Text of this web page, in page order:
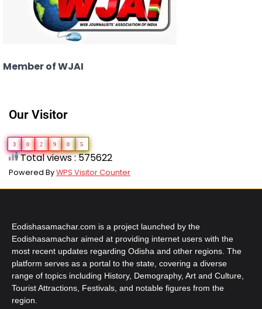
Member of WJAI
Our Visitor
3 0 2 9 0 5
Total views : 575622
Powered ByWPS Visitor Counter
Eodishasamachar.com is a project launched by the
Eodishasamachar aimed at providing internet users with the
most recent updates regarding Odisha and other regions. The
platform serves as a portal to the state, covering a diverse
range of topics including History, Demography, Art and Culture,
Tourist Attractions, Festivals, and notable figures from the
region.